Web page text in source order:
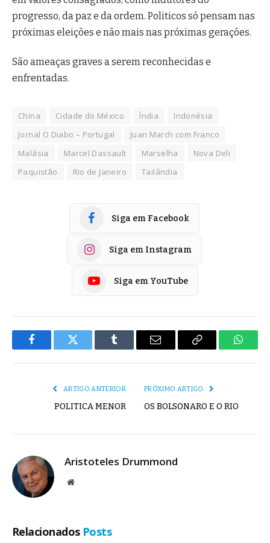
progresso, da paz e da ordem. Politicos só pensam nas
próximas eleições e não mais nas próximas gerações.
São ameaças graves a serem reconhecidas e
enfrentadas.
China Cidade do México Índia
Indonésia
Jornal O Diabo – Portugal
Juan March com Franco
Malásia
Marcel Dassault Marselha
Nova Deli
Paquistão
Rio de Janeiro Tailândia
Siga em Facebook
Siga em Instagram
Siga em YouTube
FacebookTwitter Tumblr
E-
Copiar
ARTIGO ANTERIOR
POLITICA MENOR
PRÓXIMO ARTIGO
OS BOLSONARO E O RIO
Aristoteles Drummond
Site
Relacionados Posts